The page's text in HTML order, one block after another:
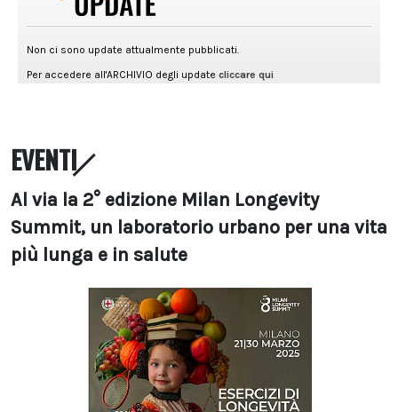
EVENTI
Al via la 2° edizione Milan Longevity
Summit, un laboratorio urbano per una vita
più lunga e in salute